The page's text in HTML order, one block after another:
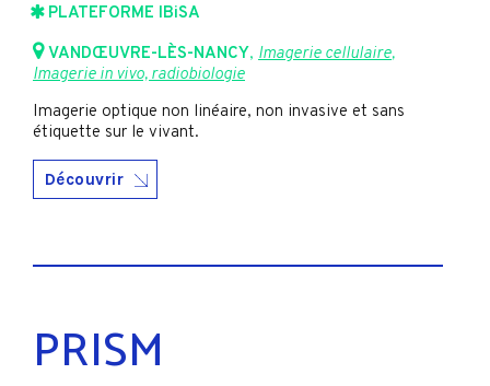
PLATEFORME IBiSA
VANDŒUVRE-LÈS-NANCY, Imagerie cellulaire,
Imagerie in vivo, radiobiologie
Imagerie optique non linéaire, non invasive et sans
étiquette sur le vivant.
Découvrir
PRISM